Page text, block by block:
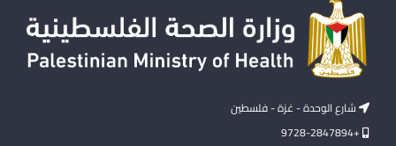
شارع الوحدة - غزة - فلسطين
+9728-2847894